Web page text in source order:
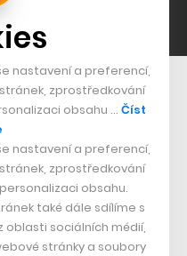
nastavení a preferencí,
zprostředkování
obsahu … Číst
nastavení a preferencí,
zprostředkování
obsahu.
také dále sdílíme s
sociálních médií,
stránky a soubory